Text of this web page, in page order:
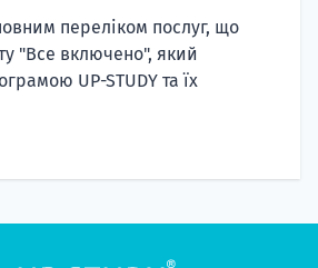
переліком послуг, що
"Все включено", який
UP-STUDY та їх